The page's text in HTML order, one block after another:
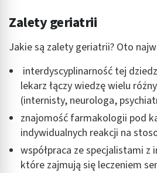
Zalety geriatrii
Jakie są zalety geriatrii? Oto
interdyscyplinarność tej
lekarz łączy wiedzę wielu
(internisty, neurologa,
znajomość farmakologii pod
indywidualnych reakcji na
współpraca ze specjalistami z
które zajmują się leczeniem